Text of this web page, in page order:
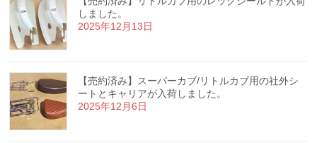
しました。
2025年12月13日
【売約済み】スーパーカブ/リトルカブ用の社外シ
ートとキャリアが入荷しました。
2025年12月6日